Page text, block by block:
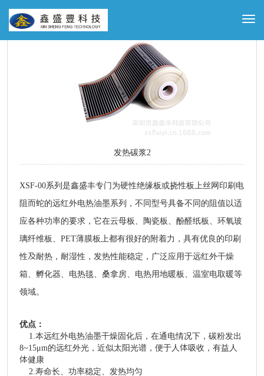
发热碳浆2
XSF-00系列是鑫盛丰专门为硬性绝缘板或挠性板上丝网印刷电
阻而蛇的远红外电热油墨系列，不同型号具备不同的阻值以适
应各种功率的要求，它在云母板、陶瓷板、酚醛纸板、环氧玻
璃纤维板、PET薄膜板上都有很好的附着力，具有优良的印刷
性及耐热，耐湿性，发热性能稳定，广泛应用于远红外干燥
箱、孵化器、电热毯、桑拿房、电热用地暖板、温室电取暖等
领域。
优点：
1.本远红外电热油墨干燥固化后，在通电情况下，碳粉发出
8~15μm的远红外光，近似太阳光谱，便于人体吸收，有益人
体健康
2.寿命长、功率稳定、发热均匀